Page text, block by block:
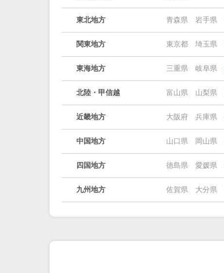
東北地方 青森県 岩手県
関東地方 東京都 埼玉県
東海地方 三重県 岐阜県
北陸・甲信越 富山県 山梨県
近畿地方 大阪府 兵庫県
中国地方 山口県 岡山県
四国地方 徳島県 愛媛県
九州地方 佐賀県 大分県